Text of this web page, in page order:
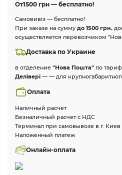
От1500 грн — бесплатно!
Самовивіз — бесплатно!
При заказе на сумму до 1500 грн.
осуществляется перевозчиком
Доставка по Украине
в отделение "Нова Пошта" по
Делівері — — для
Оплата
Наличный расчет
Безналичный расчет с НДС
Терминал при самовывозе в г. Киев
Наложенный платеж
Онлайн-оплата